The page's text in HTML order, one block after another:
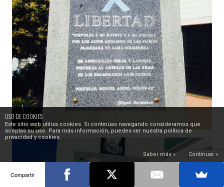
USO DE COOKIES
Este sitio web utiliza cookies. Si continúas navegando consideramos que
aceptas su uso. Para más información, puedes ver nuestra política de
privacidad y cookies.
Saber más » Continuar »
Compartir